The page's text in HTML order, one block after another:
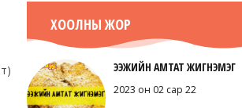
ХООЛНЫ ЖОР
ЭЭЖИЙН АМТАТ ЖИГНЭМЭГ
2023 он 02 сар 22